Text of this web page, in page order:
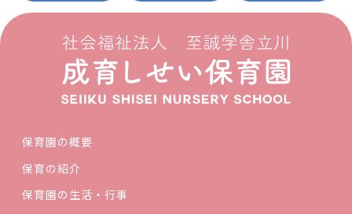
保育園の概要
保育の紹介
保育園の生活・行事